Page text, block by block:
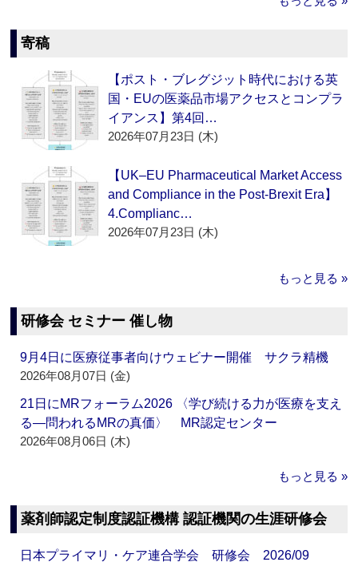
寄稿
【ポスト・ブレグジット時代における英
国・EUの医薬品市場アクセスとコンプラ
イアンス】第4回…
2026年07月23日 (木)
【UK–EU Pharmaceutical Market Access
and Compliance in the Post-Brexit Era】
4.Complianc…
2026年07月23日 (木)
もっと見る »
研修会 セミナー 催し物
9月4日に医療従事者向けウェビナー開催 サクラ精機
2026年08月07日 (金)
21日にMRフォーラム2026 〈学び続ける力が医療を支え
る―問われるMRの真価〉 MR認定センター
2026年08月06日 (木)
もっと見る »
薬剤師認定制度認証機構 認証機関の生涯研修会
日本プライマリ・ケア連合学会 研修会 2026/09